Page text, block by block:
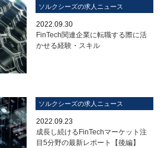
ソルクシーズの求人ニュース
2022.09.30
FinTech関連企業に転職する際に活
かせる経験・スキル
ソルクシーズの求人ニュース
2022.09.23
成長し続けるFinTechマーケット注
目5分野の最新レポート【後編】